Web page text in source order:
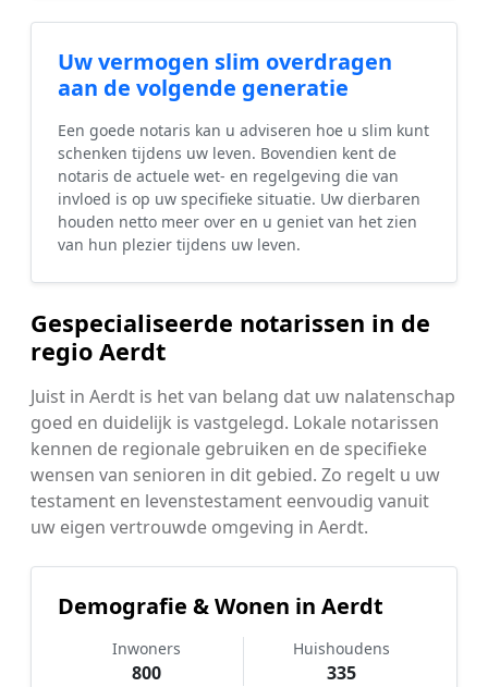
Uw vermogen slim overdragen
aan de volgende generatie
Een goede notaris kan u adviseren hoe u slim kunt
schenken tijdens uw leven. Bovendien kent de
notaris de actuele wet- en regelgeving die van
invloed is op uw specifieke situatie. Uw dierbaren
houden netto meer over en u geniet van het zien
van hun plezier tijdens uw leven.
Gespecialiseerde notarissen in de
regio Aerdt
Juist in Aerdt is het van belang dat uw nalatenschap
goed en duidelijk is vastgelegd. Lokale notarissen
kennen de regionale gebruiken en de specifieke
wensen van senioren in dit gebied. Zo regelt u uw
testament en levenstestament eenvoudig vanuit
uw eigen vertrouwde omgeving in Aerdt.
Demografie & Wonen in Aerdt
Inwoners
800
Huishoudens
335